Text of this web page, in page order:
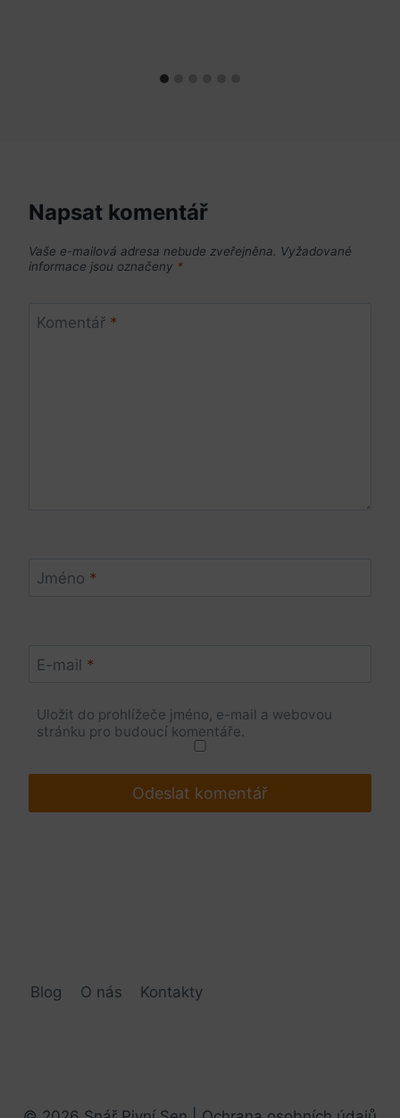
Napsat komentář
Vaše e-mailová adresa nebude zveřejněna. Vyžadované
informace jsou označeny *
Komentář *
Jméno *
E-mail *
Uložit do prohlížeče jméno, e-mail a webovou
stránku pro budoucí komentáře.
Blog O nás Kontakty